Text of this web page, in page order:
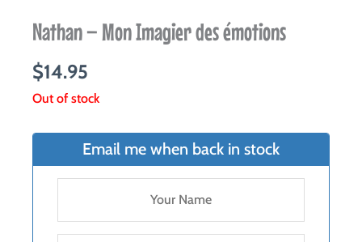
Nathan – Mon Imagier des émotions
$14.95
Out of stock
Email me when back in stock